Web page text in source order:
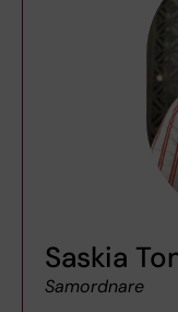
Saskia
Samordnare